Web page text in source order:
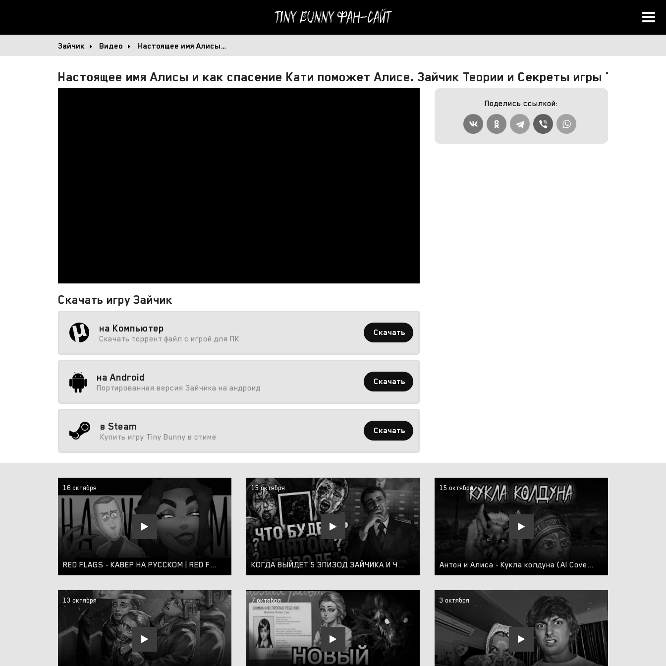
Tiny BunnyФан-сайт
Зайчик Видео Настоящее имя Алисы…
Настоящее имя Алисы и как спасение Кати поможет Алисе. Зайчик Теории и Секреты игры Tiny
Скачать игру Зайчик
на Компьютер
Скачать торрент файл с игрой для ПК
Скачать
на Android
Портированная версия Зайчика на андроид
Скачать
в Steam
Купить игру Tiny Bunny в стиме
Скачать
Поделись ссылкой:
16 октября
RED FLAGS - КАВЕР НА РУССКОМ | RED FLAGS - RUS COVER
15 октября
КОГДА ВЫЙДЕТ 5 ЭПИЗОД ЗАЙЧИКА И ЧТО В НЁМ БУДЕТ? ЧАСТЬ 2 | ТЕОРИИ TINY BUNNY (Зайчик)
15 октября
Антон и Алиса - Кукла колдуна (AI Cover Король и Шут) // Tiny Bunny | Зайчик
13 октября 7 октября 3 октября